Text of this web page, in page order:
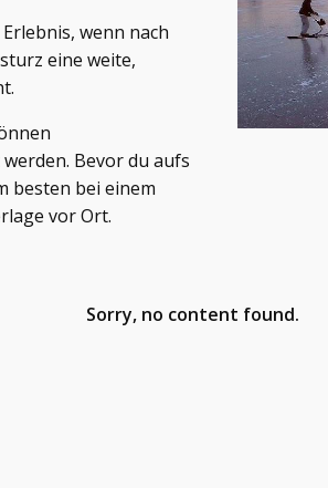
wenn nach
eine weite,
Bevor du aufs
besten bei einem
vor Ort.
Sorry, no content found.